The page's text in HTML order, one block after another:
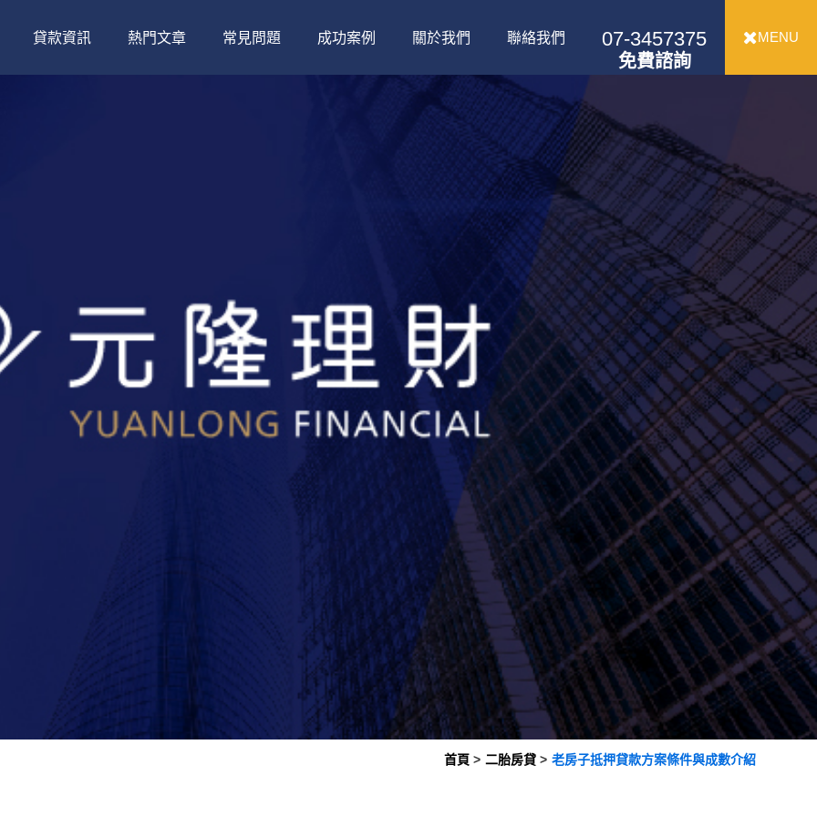
MENU
貸款資訊 熱門文章 常見問題 成功案例 關於我們 聯絡我們 07-3457375
免費諮詢
首頁 二胎房貸 老房子抵押貸款方案條件與成數介紹